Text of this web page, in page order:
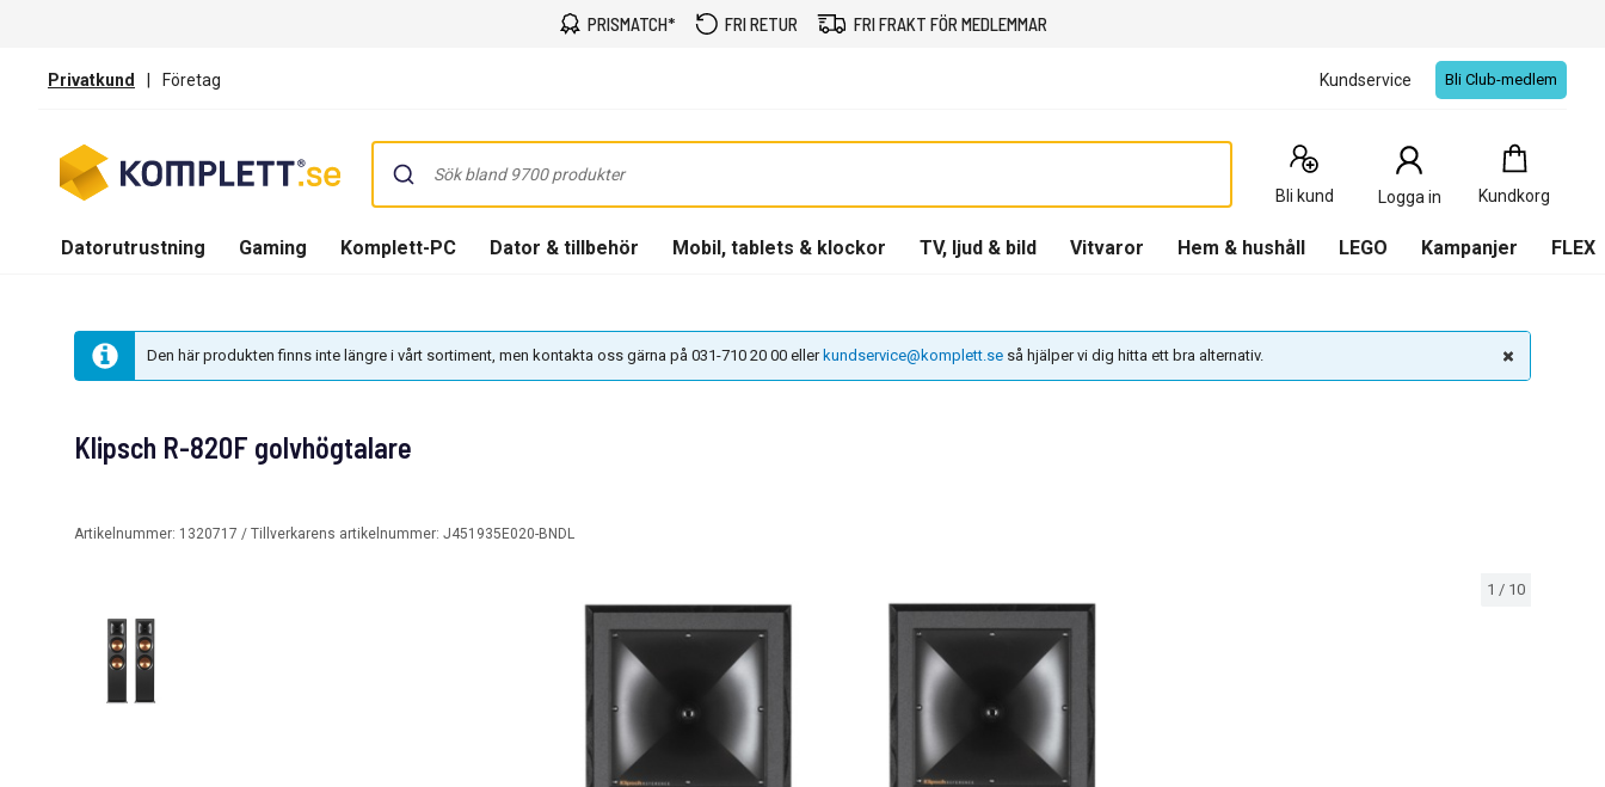
PRISMATCH* FRI RETUR FRI FRAKT FÖR MEDLEMMAR
Privatkund | Företag Kundservice Bli Club-medlem
Bli kund Logga in Kundkorg
Kundkorg
0
Produkter
Datorutrustning Gaming Komplett-PC Dator & tillbehör Mobil, tablets & klockor TV, ljud & bild Vitvaror Hem & hushåll LEGO Kampanjer FLEX
Den här produkten finns inte längre i vårt sortiment, men kontakta oss gärna på 031-710 20 00 eller kundservice@komplett.se så hjälper vi dig hitta ett bra alternativ.
1 / 10
Klipsch R-820F golvhögtalare
Artikelnummer: 1320717 / Tillverkarens artikelnummer: J451935E020-BNDL